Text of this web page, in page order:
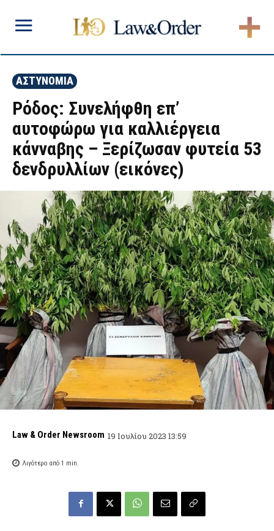
ΑΣΤΥΝΟΜΙΑ
Ρόδος: Συνελήφθη επ’
αυτοφώρω για καλλιέργεια
κάνναβης – Ξερίζωσαν φυτεία 53
δενδρυλλίων (εικόνες)
Law & Order Newsroom 19 Ιουλίου 2023 13:59
Λιγότερο από 1 min.